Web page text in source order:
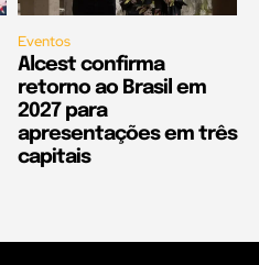
Eventos
Alcest confirma
retorno ao Brasil em
2027 para
apresentações em três
capitais